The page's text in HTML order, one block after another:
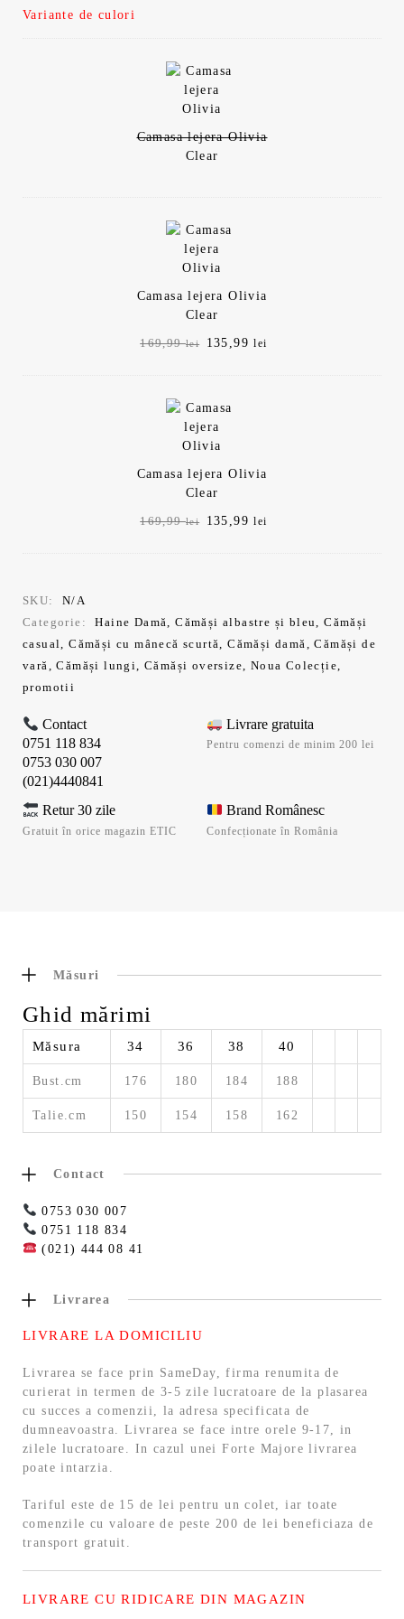
Variante de culori
Camasa lejera Olivia
Clear
Camasa lejera Olivia
Clear
169,99lei
Prețul
135,99lei
Camasa lejera Olivia
Clear
169,99lei
Prețul
135,99lei
SKU:
N/A
Categorie:
Haine Damă,Cămăși albastre și bleu,Cămăși
casual,Cămăși cu mânecă scurtă,Cămăși damă,Cămăși de
vară,Cămăși lungi,Cămăși oversize, Noua Colecție,
promotii
Contact
0751 118 834
0753 030 007
(021)4440841
Livrare gratuita
Pentru comenzi de minim 200 lei
Retur 30 zile
Gratuit în orice magazin ETIC
Brand Românesc
Confecționate în România
Măsuri
Ghid mărimi
Măsura 34 36 38 40
Bust.cm 176 180 184 188
Talie.cm 150 154 158 162
Contact
0753 030 007
0751 118 834
(021) 444 08 41
Livrarea
LIVRARE LA DOMICILIU
Livrarea se face prin SameDay, firma renumita de
curierat in termen de 3-5 zile lucratoare de la plasarea
cu succes a comenzii, la adresa specificata de
dumneavoastra. Livrarea se face intre orele 9-17, in
zilele lucratoare. In cazul unei Forte Majore livrarea
poate intarzia.
Tariful este de 15 de lei pentru un colet, iar toate
comenzile cu valoare de peste 200 de lei beneficiaza de
transport gratuit.
LIVRARE CU RIDICARE DIN MAGAZIN